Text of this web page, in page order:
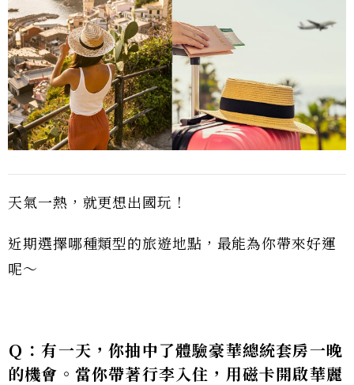
天氣一熱，就更想出國玩！
近期選擇哪種類型的旅遊地點，最能為你帶來好運
呢～
Ｑ：有一天，你抽中了體驗豪華總統套房一晚
的機會。當你帶著行李入住，用磁卡開啟華麗